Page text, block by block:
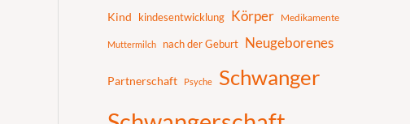
Kind kindesentwicklung Körper Medikamente
Muttermilch nach der Geburt Neugeborenes
Partnerschaft Psyche Schwanger